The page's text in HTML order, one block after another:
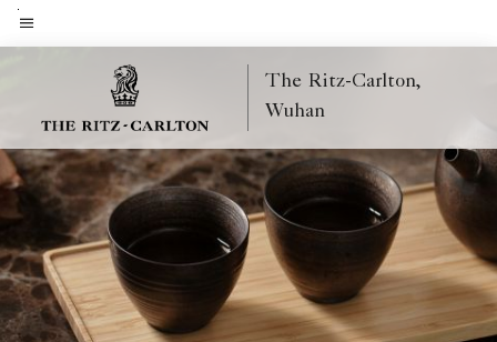
Skip
toMenu text
The Ritz-Carlton,
Wuhan